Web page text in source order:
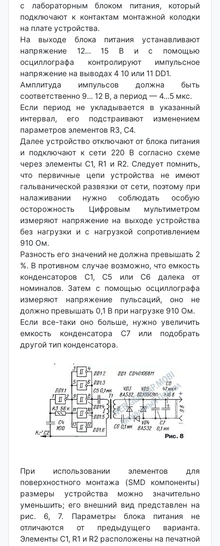
с лабораторным блоком питания, который
подключают к контактам монтажной колодки
на плате устройства.
На выходе блока питания устанавливают
напряжение 12... 15 В и с помощью
осциллографа контролируют импульсное
напряжение на выводах 4 10 или 11 DD1.
Амплитуда импульсов должна быть
соответственно 9... 12 В, а период — 4...5 мкс.
Если период не укладывается в указанный
интервал, его подстраивают изменением
параметров элементов R3, С4.
Далее устройство отключают от блока питания
и подключают к сети 220 В согласно схеме
через элементы С1, R1 и R2. Следует помнить,
что первичные цепи устройства не имеют
гальванической развязки от сети, поэтому при
налаживании нужно соблюдать особую
осторожность Цифровым мультиметром
измеряют напряжение на выходе устройства
без нагрузки и с нагрузкой сопротивлением
910 Ом.
Разность его значений не должна превышать 2
%. В противном случае возможно, что емкость
конденсаторов С1, С5 или С6 далека от
номиналов. Затем с помощью осциллографа
измеряют напряжение пульсаций, оно не
должно превышать 0,1 В при нагрузке 910 Ом.
Если все-таки оно больше, нужно увеличить
емкость конденсатора С7 или подобрать
другой тип конденсатора.
При использовании элементов для
поверхностного монтажа (SMD компоненты)
размеры устройства можно значительно
уменьшить; его внешний вид представлен на
рис. 6, 7. Параметры блока питания не
отличаются от предыдущего варианта.
Элементы С1, R1 и R2 расположены на печатной